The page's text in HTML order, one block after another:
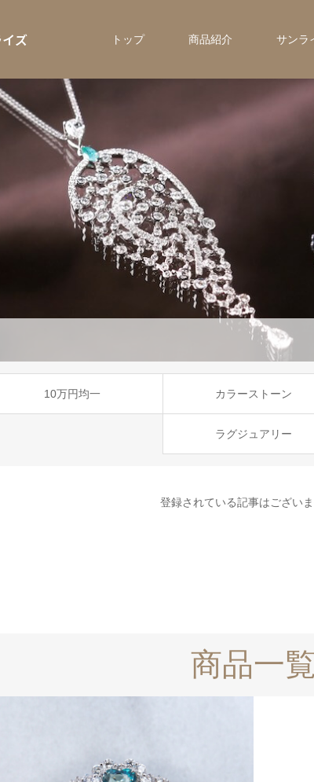
ズ トップ 商品紹介 サンラ
10万円均一 カラーストーン
ラグジュアリー
登録されている記事はございま
商品一覧